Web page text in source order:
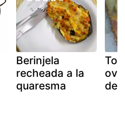
Berinjela
recheada a la
quaresma
de